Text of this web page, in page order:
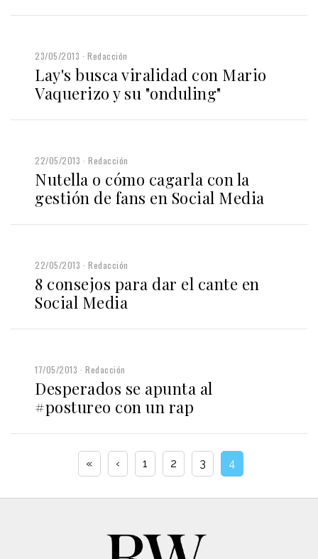
23/05/2013 Redacción
Lay's busca viralidad con Mario
Vaquerizo y su "onduling"
22/05/2013 Redacción
Nutella o cómo cagarla con la
gestión de fans en Social Media
22/05/2013 Redacción
8 consejos para dar el cante en
Social Media
17/05/2013 Redacción
Desperados se apunta al
#postureo con un rap
« ‹ 1 2 3 4